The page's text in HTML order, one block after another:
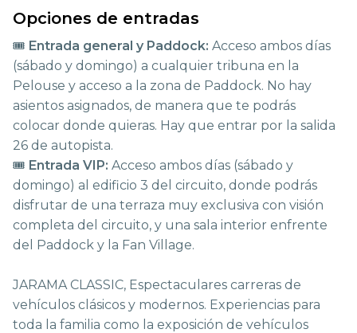
Opciones de entradas
🎟️ Entrada general y Paddock: Acceso ambos días
(sábado y domingo) a cualquier tribuna en la
Pelouse y acceso a la zona de Paddock. No hay
asientos asignados, de manera que te podrás
colocar donde quieras. Hay que entrar por la salida
26 de autopista.
🎟️ Entrada VIP: Acceso ambos días (sábado y
domingo) al edificio 3 del circuito, donde podrás
disfrutar de una terraza muy exclusiva con visión
completa del circuito, y una sala interior enfrente
del Paddock y la Fan Village.
JARAMA CLASSIC, Espectaculares carreras de
vehículos clásicos y modernos. Experiencias para
toda la familia como la exposición de vehículos